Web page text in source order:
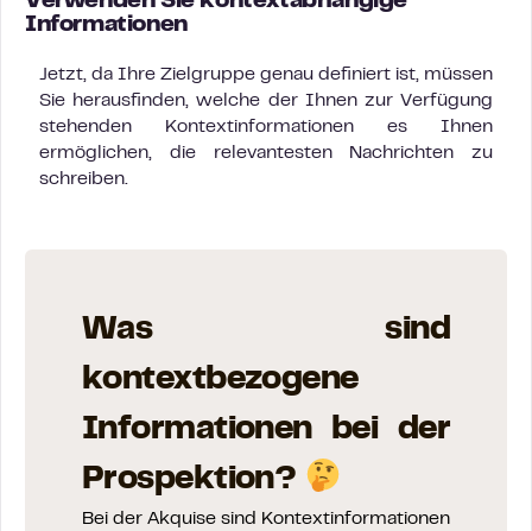
Informationen
Jetzt, da Ihre Zielgruppe genau definiert ist, müssen
Sie herausfinden, welche der Ihnen zur Verfügung
stehenden Kontextinformationen es Ihnen
ermöglichen, die relevantesten Nachrichten zu
schreiben.
Was sind
kontextbezogene
Informationen bei der
Prospektion?
Bei der Akquise sind Kontextinformationen